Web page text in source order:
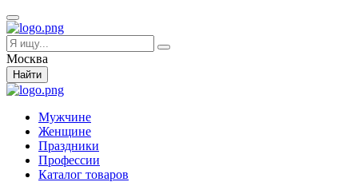
Москва
Найти
Мужчине
Женщине
Праздники
Профессии
Каталог товаров